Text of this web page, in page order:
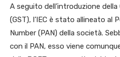
A seguito dell’introduzione
(GST), l’IEC è stato allineato al
Number (PAN) della società.
con il PAN, esso viene